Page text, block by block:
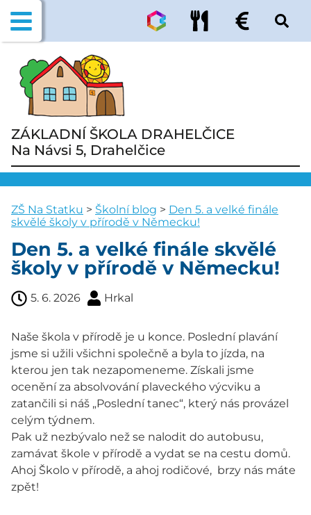
ZÁKLADNÍ ŠKOLA DRAHELČICE
Na Návsi 5, Drahelčice
ZŠ Na Statku > Školní blog > Den 5. a velké finále
skvělé školy v přírodě v Německu!
Den 5. a velké finále skvělé
školy v přírodě v Německu!
5. 6. 2026 Hrkal
Naše škola v přírodě je u konce. Poslední plavání
jsme si užili všichni společně a byla to jízda, na
kterou jen tak nezapomeneme. Získali jsme
ocenění za absolvování plaveckého výcviku a
zatančili si náš „Poslední tanec“, který nás provázel
celým týdnem.
Pak už nezbývalo než se nalodit do autobusu,
zamávat škole v přírodě a vydat se na cestu domů.
Ahoj Školo v přírodě, a ahoj rodičové, brzy nás máte
zpět!